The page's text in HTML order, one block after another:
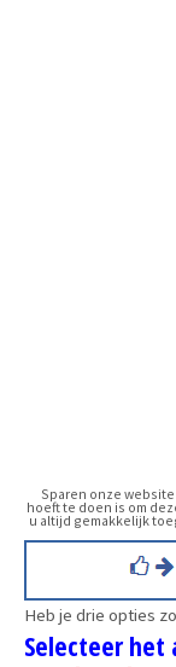
Sparen onze
hoeft te doen is om
u altijd gemakkelijk
Heb je drie opties
Selecteer